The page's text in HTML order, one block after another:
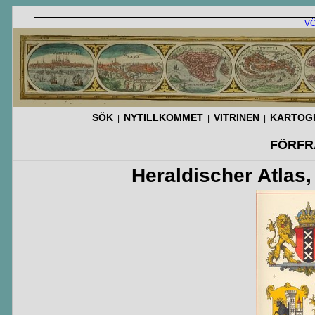
SÖK NYTILLKOMMET VITRINEN
Heraldischer